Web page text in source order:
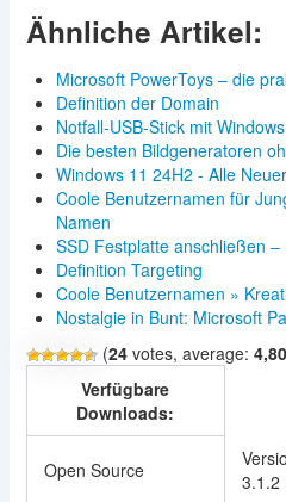
Ähnliche Artikel:
Microsoft PowerToys – die
Definition der Domain
Notfall-USB-Stick mit
Die besten Bildgeneratoren
Windows 11 24H2 - Alle
Coole Benutzernamen für
Namen
SSD Festplatte anschließen
Definition Targeting
Coole Benutzernamen »
Nostalgie in Bunt: Microsoft
(24votes, average: 4,80
Verfügbare
Downloads:
Open Source
3.1.2